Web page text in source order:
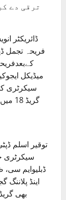
ترقی دے
میڈیکل
سیکرٹری
توقیر اسلم
سیکرٹری
ڈبلیوایم
اینڈ